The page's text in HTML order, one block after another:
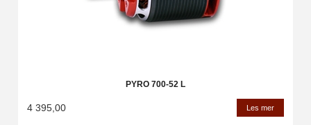
PYRO 700-52 L
4 395,00 Les mer